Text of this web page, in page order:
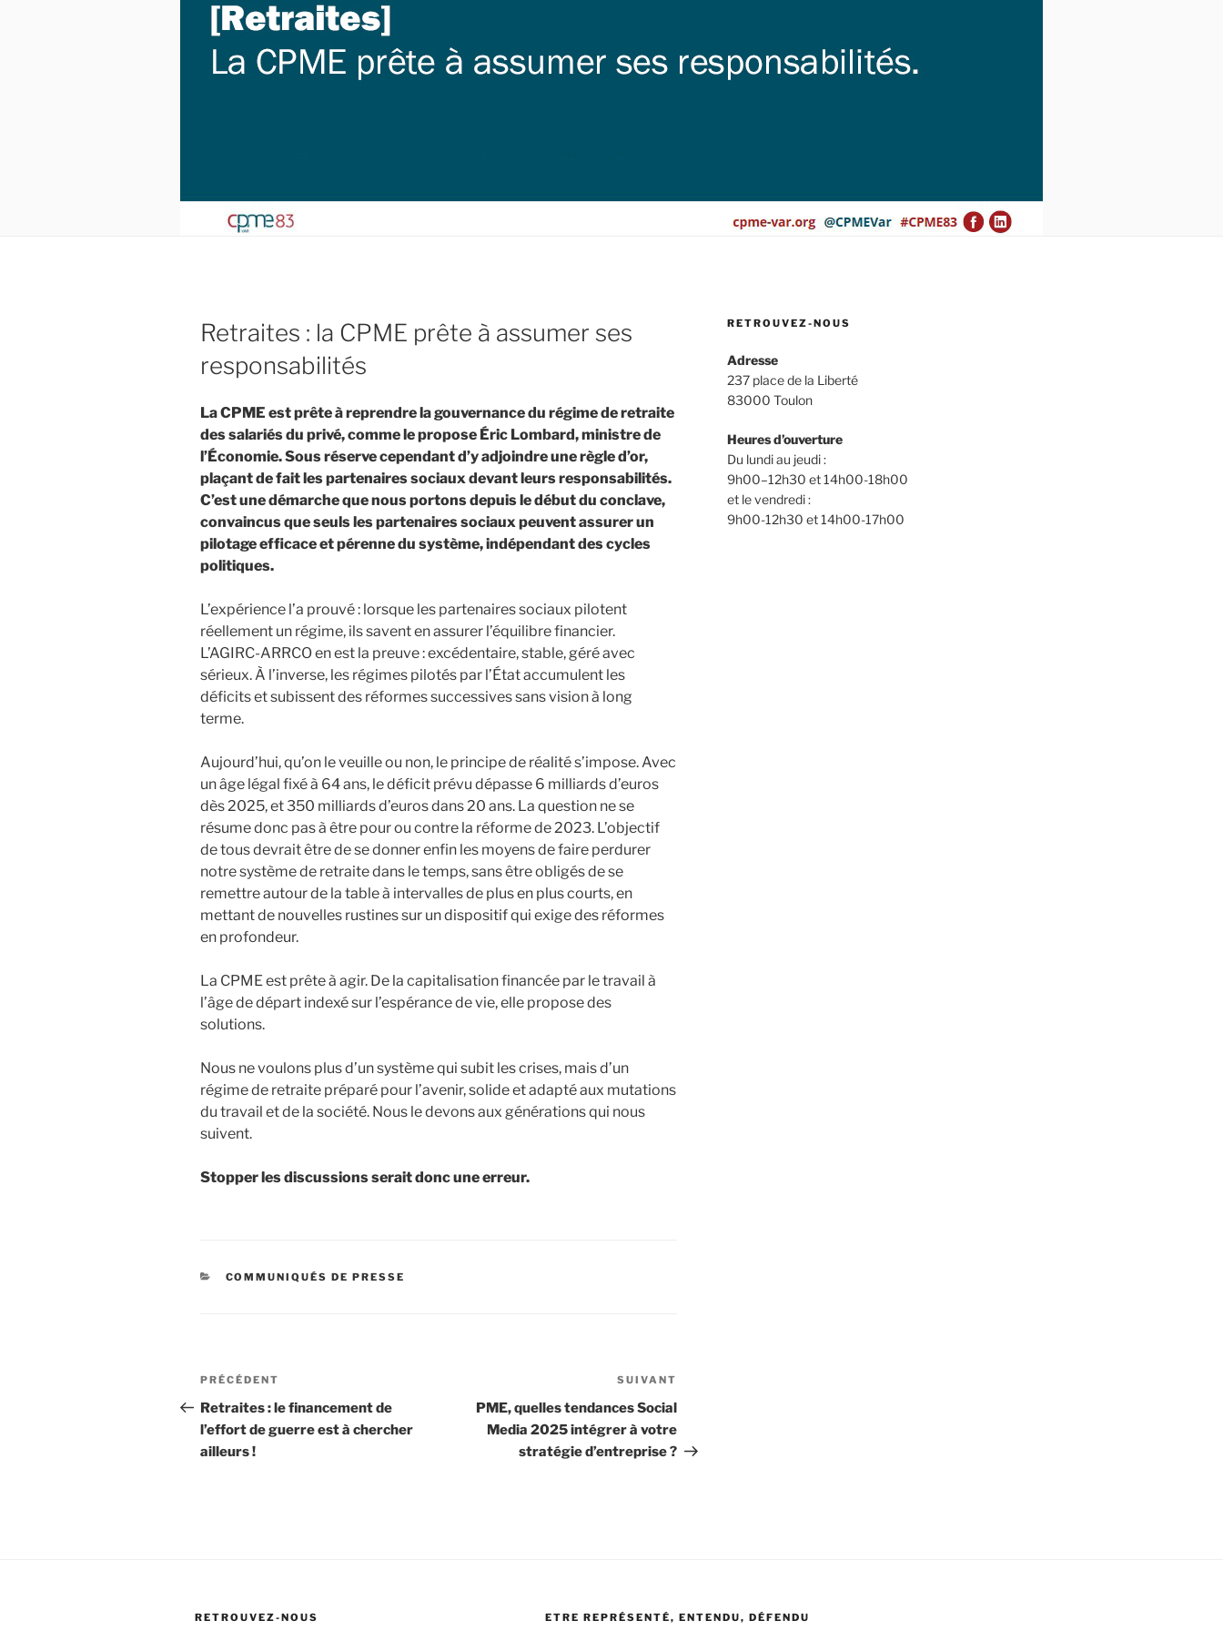
Retraites : la CPME prête à assumer ses
responsabilités
La CPME est prête à reprendre la gouvernance du régime de retraite
des salariés du privé, comme le propose Éric Lombard, ministre de
l’Économie. Sous réserve cependant d’y adjoindre une règle d’or,
plaçant de fait les partenaires sociaux devant leurs responsabilités.
C’est une démarche que nous portons depuis le début du conclave,
convaincus que seuls les partenaires sociaux peuvent assurer un
pilotage efficace et pérenne du système, indépendant des cycles
politiques.
L’expérience l’a prouvé : lorsque les partenaires sociaux pilotent
réellement un régime, ils savent en assurer l’équilibre financier.
L’AGIRC-ARRCO en est la preuve : excédentaire, stable, géré avec
sérieux. À l’inverse, les régimes pilotés par l’État accumulent les
déficits et subissent des réformes successives sans vision à long
terme.
Aujourd’hui, qu’on le veuille ou non, le principe de réalité s’impose. Avec
un âge légal fixé à 64 ans, le déficit prévu dépasse 6 milliards d’euros
dès 2025, et 350 milliards d’euros dans 20 ans. La question ne se
résume donc pas à être pour ou contre la réforme de 2023. L’objectif
de tous devrait être de se donner enfin les moyens de faire perdurer
notre système de retraite dans le temps, sans être obligés de se
remettre autour de la table à intervalles de plus en plus courts, en
mettant de nouvelles rustines sur un dispositif qui exige des réformes
en profondeur.
La CPME est prête à agir. De la capitalisation financée par le travail à
l’âge de départ indexé sur l’espérance de vie, elle propose des
solutions.
Nous ne voulons plus d’un système qui subit les crises, mais d’un
régime de retraite préparé pour l’avenir, solide et adapté aux mutations
du travail et de la société. Nous le devons aux générations qui nous
suivent.
Stopper les discussions serait donc une erreur.
CATÉGORIES
COMMUNIQUÉS DE PRESSE
Navigation
de
l’article
Article
précédent
PRÉCÉDENT
Retraites : le financement de
l’effort de guerre est à chercher
ailleurs !
suivant
SUIVANT
PME, quelles tendances Social
Media 2025 intégrer à votre
stratégie d’entreprise ?
RETROUVEZ-NOUS
Adresse
237 place de la Liberté
83000 Toulon
Heures d’ouverture
Du lundi au jeudi :
9h00–12h30 et 14h00-18h00
et le vendredi :
9h00-12h30 et 14h00-17h00
RETROUVEZ-NOUS ETRE REPRÉSENTÉ, ENTENDU, DÉFENDU